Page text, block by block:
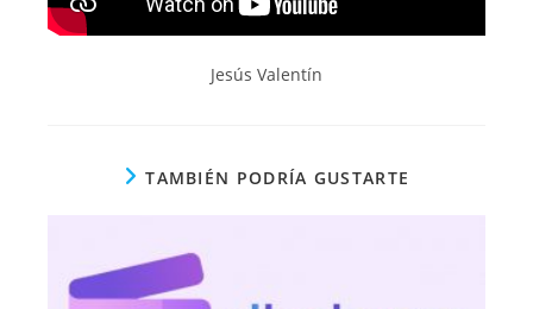
Jesús Valentín
TAMBIÉN PODRÍA GUSTARTE